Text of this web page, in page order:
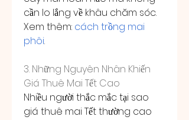
cần lo lắng về khâu chăm sóc.
Xem thêm: cách trồng mai
phôi.
3. Những Nguyên Nhân Khiến
Giá Thuê Mai Tết Cao
Nhiều người thắc mắc tại sao
giá thuê mai Tết thường cao